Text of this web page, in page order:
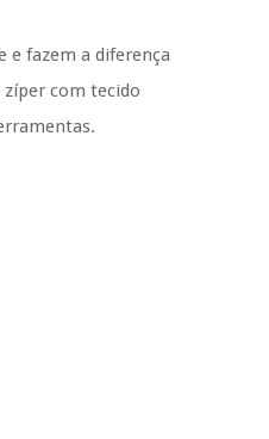
e fazem a diferença
zíper com tecido